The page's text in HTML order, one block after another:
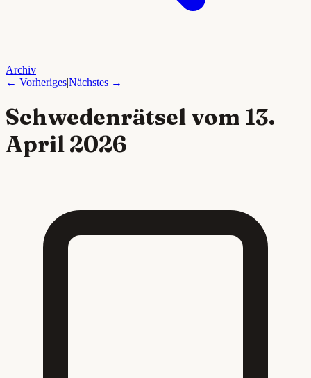
Archiv
← Vorheriges|Nächstes →
Schwedenrätsel vom 13.
April 2026